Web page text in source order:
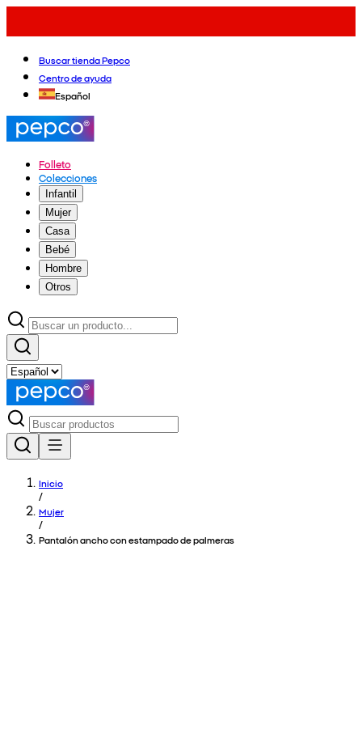
Buscar tienda Pepco
Centro de ayuda
Español
Folleto
Colecciones
Infantil
Mujer
Casa
Bebé
Hombre
Otros
Inicio
/
Mujer
/
Pantalón ancho con estampado de palmeras